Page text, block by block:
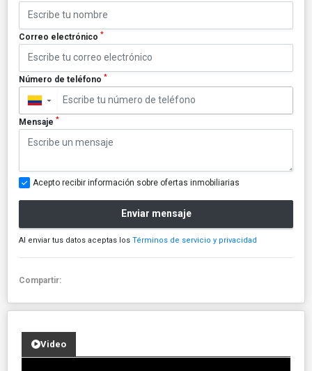
Correo electrónico *
Número de teléfono *
▼
Mensaje *
Acepto recibir información sobre ofertas inmobiliarias
Enviar mensaje
Al enviar tus datos aceptas los Términos de servicio y privacidad
Compartir:
Video